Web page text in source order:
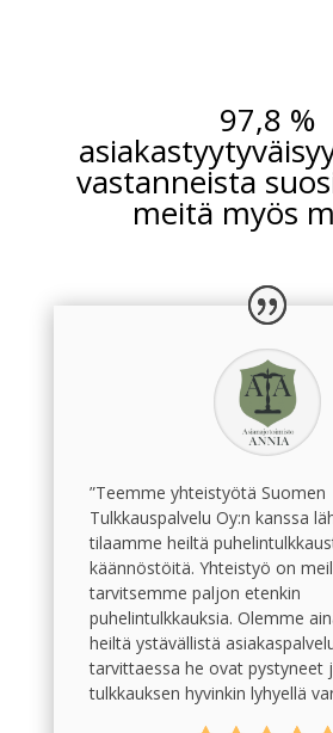
97,8 %
vastanneista
meitä myös
”Teemme yhteistyötä Suomen
Tulkkauspalvelu Oy:n kanssa
tilaamme heiltä
käännöstöitä. Yhteistyö on
tarvitsemme paljon etenkin
puhelintulkkauksia. Olemme
heiltä ystävällistä
tarvittaessa he ovat pystyneet
tulkkauksen hyvinkin lyhyellä